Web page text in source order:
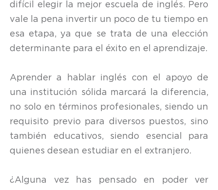
difícil elegir la mejor escuela de inglés. Pero
vale la pena invertir un poco de tu tiempo en
esa etapa, ya que se trata de una elección
determinante para el éxito en el aprendizaje.
Aprender a hablar inglés con el apoyo de
una institución sólida marcará la diferencia,
no solo en términos profesionales, siendo un
requisito previo para diversos puestos, sino
también educativos, siendo esencial para
quienes desean estudiar en el extranjero.
¿Alguna vez has pensado en poder ver